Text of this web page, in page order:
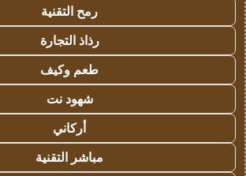
رمح التقنية
رذاذ التجارة
طعم وكيف
شهود نت
أركاني
مباشر التقنية